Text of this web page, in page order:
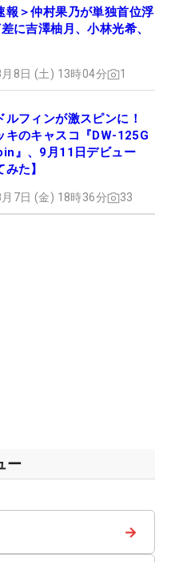
報＞仲村果乃が単独首位浮
に吉澤柚月、小林光希、
8日 (土) 13時04分 1
ルフィンが激スピンに！
キのキャスコ『DW-125G
』、9月11日デビュー
みた】
7日 (金) 18時36分 33
ー
→